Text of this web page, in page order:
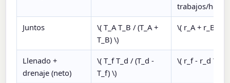
trabajos/hora
Juntos
\( T_A T_B / (T_A +
T_B) \)
\( r_A + r_B \)
Llenado +
drenaje (neto)
\( T_f T_d / (T_d -
T_f) \)
\( r_f - r_d \)